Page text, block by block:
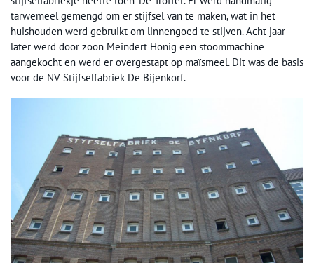
tarwemeel gemengd om er stijfsel van te maken, wat in het
huishouden werd gebruikt om linnengoed te stijven. Acht jaar
later werd door zoon Meindert Honig een stoommachine
aangekocht en werd er overgestapt op maïsmeel. Dit was de basis
voor de NV Stijfselfabriek De Bijenkorf.